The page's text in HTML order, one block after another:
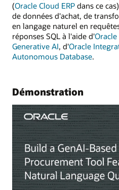
(Oracle Cloud ERP dans ce
de données d'achat, de
en langage naturel en
réponses SQL à l'aide d'
Generative AI, d'Oracle
Autonomous Database.
Démonstration